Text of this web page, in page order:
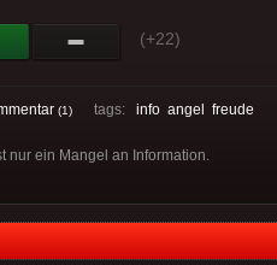
(+22)
(1) tags: info angel freude
nur ein Mangel an Information.